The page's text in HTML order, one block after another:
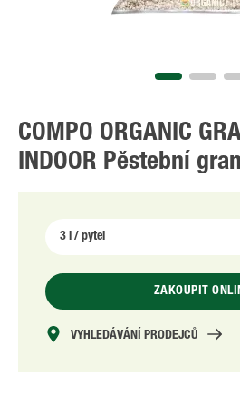
COMPO ORGANIC
INDOOR Pěstební
ZAKOUPIT
VYHLEDÁVÁNÍ PRODEJCŮ